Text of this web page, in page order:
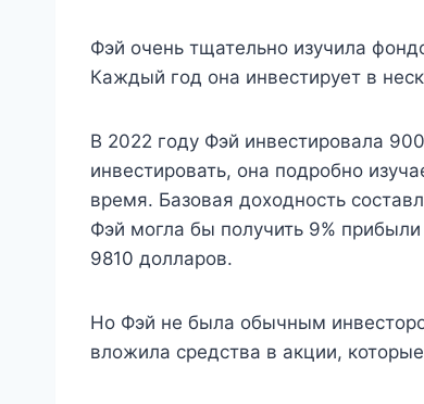
Фэй очень тщательно изучила
Каждый год она инвестирует в
В 2022 году Фэй инвестировала
инвестировать, она подробно
время. Базовая доходность
Фэй могла бы получить 9%
9810 долларов.
Но Фэй не была обычным
вложила средства в акции,